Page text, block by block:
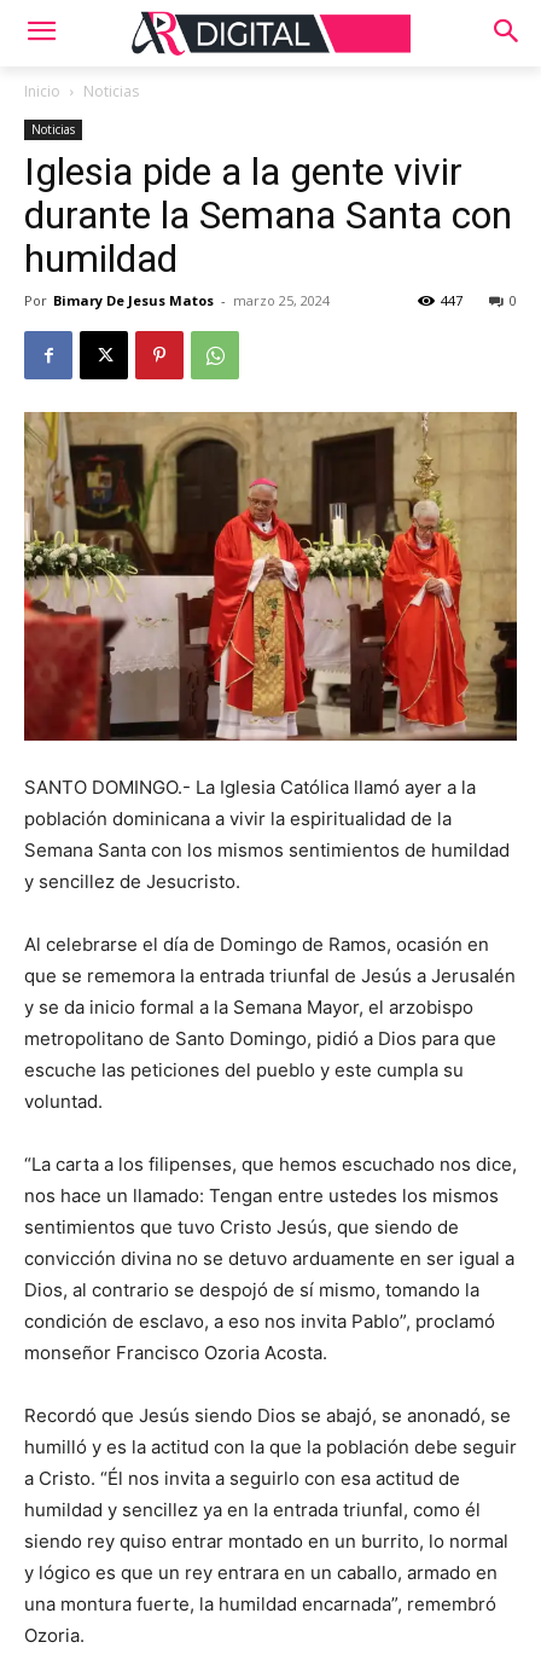
Inicio Noticias
Noticias
Iglesia pide a la gente vivir
durante la Semana Santa con
humildad
Por Bimary De Jesus Matos - marzo 25, 2024 0
447
SANTO DOMINGO.- La Iglesia Católica llamó ayer a la
población dominicana a vivir la espiritualidad de la
Semana Santa con los mismos sentimientos de humildad
y sencillez de Jesucristo.
Al celebrarse el día de Domingo de Ramos, ocasión en
que se rememora la entrada triunfal de Jesús a Jerusalén
y se da inicio formal a la Semana Mayor, el arzobispo
metropolitano de Santo Domingo, pidió a Dios para que
escuche las peticiones del pueblo y este cumpla su
voluntad.
“La carta a los filipenses, que hemos escuchado nos dice,
nos hace un llamado: Tengan entre ustedes los mismos
sentimientos que tuvo Cristo Jesús, que siendo de
convicción divina no se detuvo arduamente en ser igual a
Dios, al contrario se despojó de sí mismo, tomando la
condición de esclavo, a eso nos invita Pablo”, proclamó
monseñor Francisco Ozoria Acosta.
Recordó que Jesús siendo Dios se abajó, se anonadó, se
humilló y es la actitud con la que la población debe seguir
a Cristo. “Él nos invita a seguirlo con esa actitud de
humildad y sencillez ya en la entrada triunfal, como él
siendo rey quiso entrar montado en un burrito, lo normal
y lógico es que un rey entrara en un caballo, armado en
una montura fuerte, la humildad encarnada”, remembró
Ozoria.